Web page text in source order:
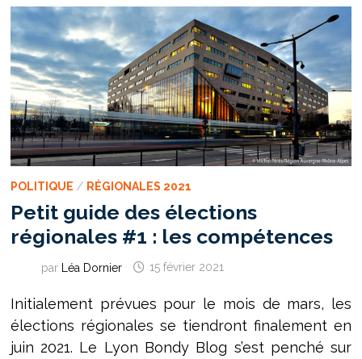
FAUT
QU’IL
Y
AIT
UNE
PRISE
DE
CONSCIENCE
COLLECTIVE.”
POLITIQUE / RÉGIONALES 2021
Petit guide des élections
régionales #1 : les compétences
par Léa Dornier 15 février 2021
Initialement prévues pour le mois de mars, les
élections régionales se tiendront finalement en
juin 2021. Le Lyon Bondy Blog s’est penché sur